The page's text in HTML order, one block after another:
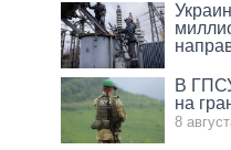
В
на
8